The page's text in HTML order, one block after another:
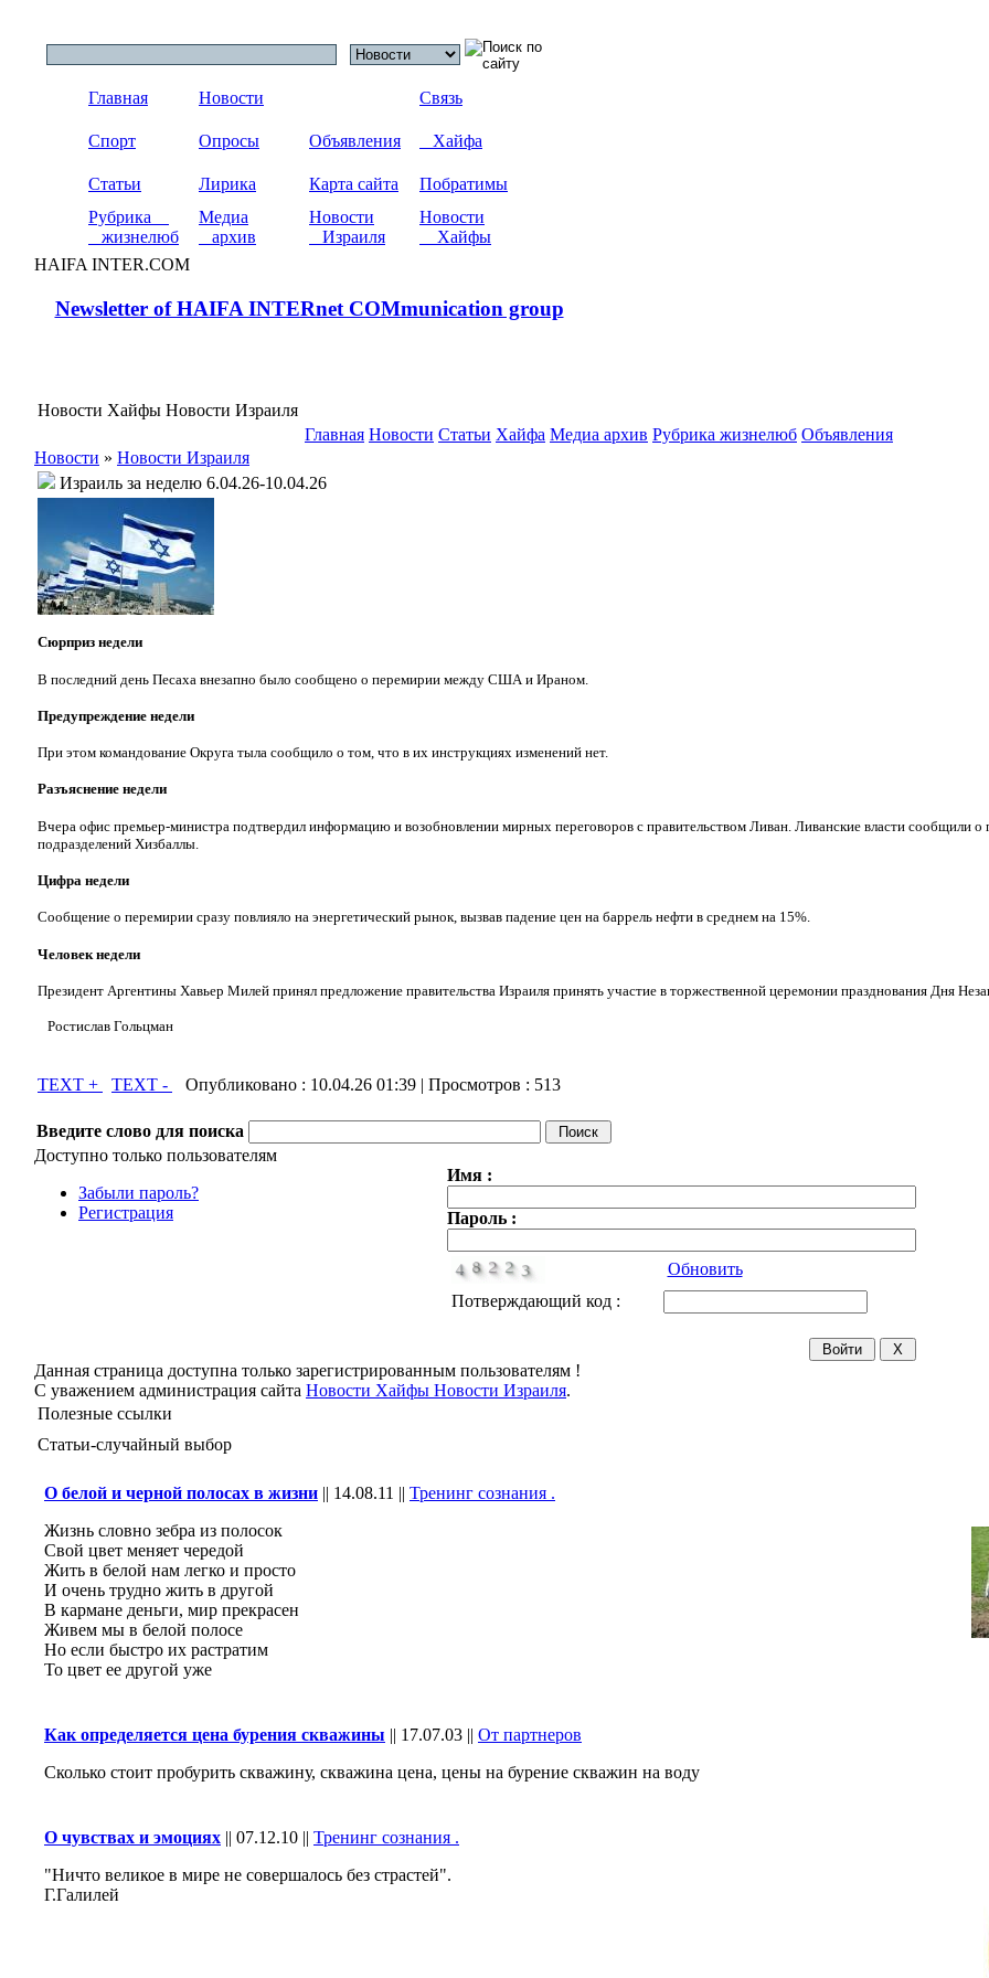
Главная Новости Связь
Спорт Опросы Объявления Хайфа
Статьи Лирика Карта сайта
Побратимы
Рубрика
жизнелюб
Медиа
архив
Новости
Израиля
Новости
Хайфы
HAIFA INTER.COM
Newsletter of HAIFA INTERnet COMmunication group
Новости Хайфы Новости Израиля
Главная Новости Статьи Хайфа Медиа архив Рубрика жизнелюб Объявления
Новости » Новости Израиля
Израиль за неделю 6.04.26-10.04.26
Сюрприз недели
В последний день Песаха внезапно было сообщено о перемирии между США и Ираном.
Предупреждение недели
При этом командование Округа тыла сообщило о том, что в их инструкциях изменений нет.
Разъяснение недели
Вчера офис премьер-министра подтвердил информацию и возобновлении мирных переговоров с правительством Ливан. Ливанские власти сообщили о
подразделений Хизбаллы.
Цифра недели
Сообщение о перемирии сразу повлияло на энергетический рынок, вызвав падение цен на баррель нефти в среднем на 15%.
Человек недели
Президент Аргентины Хавьер Милей принял предложение правительства Израиля принять участие в торжественной церемонии празднования Дня
Ростислав Гольцман
TEXT + TEXT - Опубликовано : 10.04.26 01:39 | Просмотров : 513
Введите слово для поиска
Доступно только пользователям
Забыли пароль?
Регистрация
Имя :
Пароль :
Обновить
Потверждающий код :
Данная страница доступна только зарегистрированным пользователям !
С уважением администрация сайта Новости Хайфы Новости Израиля.
Полезные ссылки
Статьи-случайный выбор
О белой и черной полосах в жизни || 14.08.11 || Тренинг сознания .
Жизнь словно зебра из полосок
Свой цвет меняет чередой
Жить в белой нам легко и просто
И очень трудно жить в другой
В кармане деньги, мир прекрасен
Живем мы в белой полосе
Но если быстро их растратим
То цвет ее другой уже
Как определяется цена бурения скважины || 17.07.03 || От партнеров
Сколько стоит пробурить скважину, скважина цена, цены на бурение скважин на воду
О чувствах и эмоциях || 07.12.10 || Тренинг сознания .
"Ничто великое в мире не совершалось без страстей".
Г.Галилей